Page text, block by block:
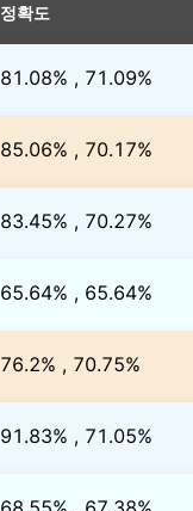
정확도
81.08% , 71.09%
85.06% , 70.17%
83.45% , 70.27%
65.64% , 65.64%
76.2% , 70.75%
91.83% , 71.05%